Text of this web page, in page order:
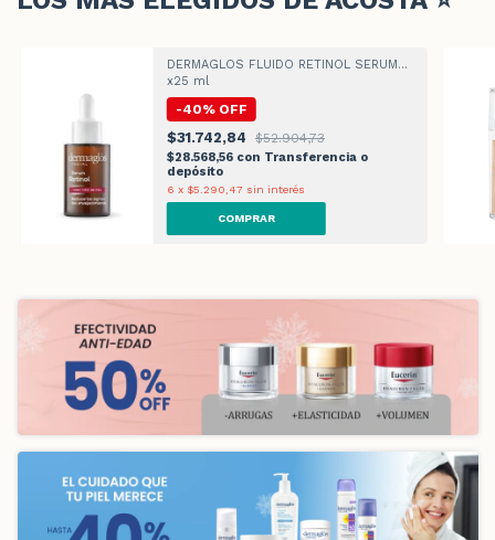
DERMAGLOS FLUIDO RETINOL SERUM
x25 ml
-40% OFF
$31.742,84 $52.904,73
$28.568,56 con Transferencia o
depósito
6 x $5.290,47 sin interés